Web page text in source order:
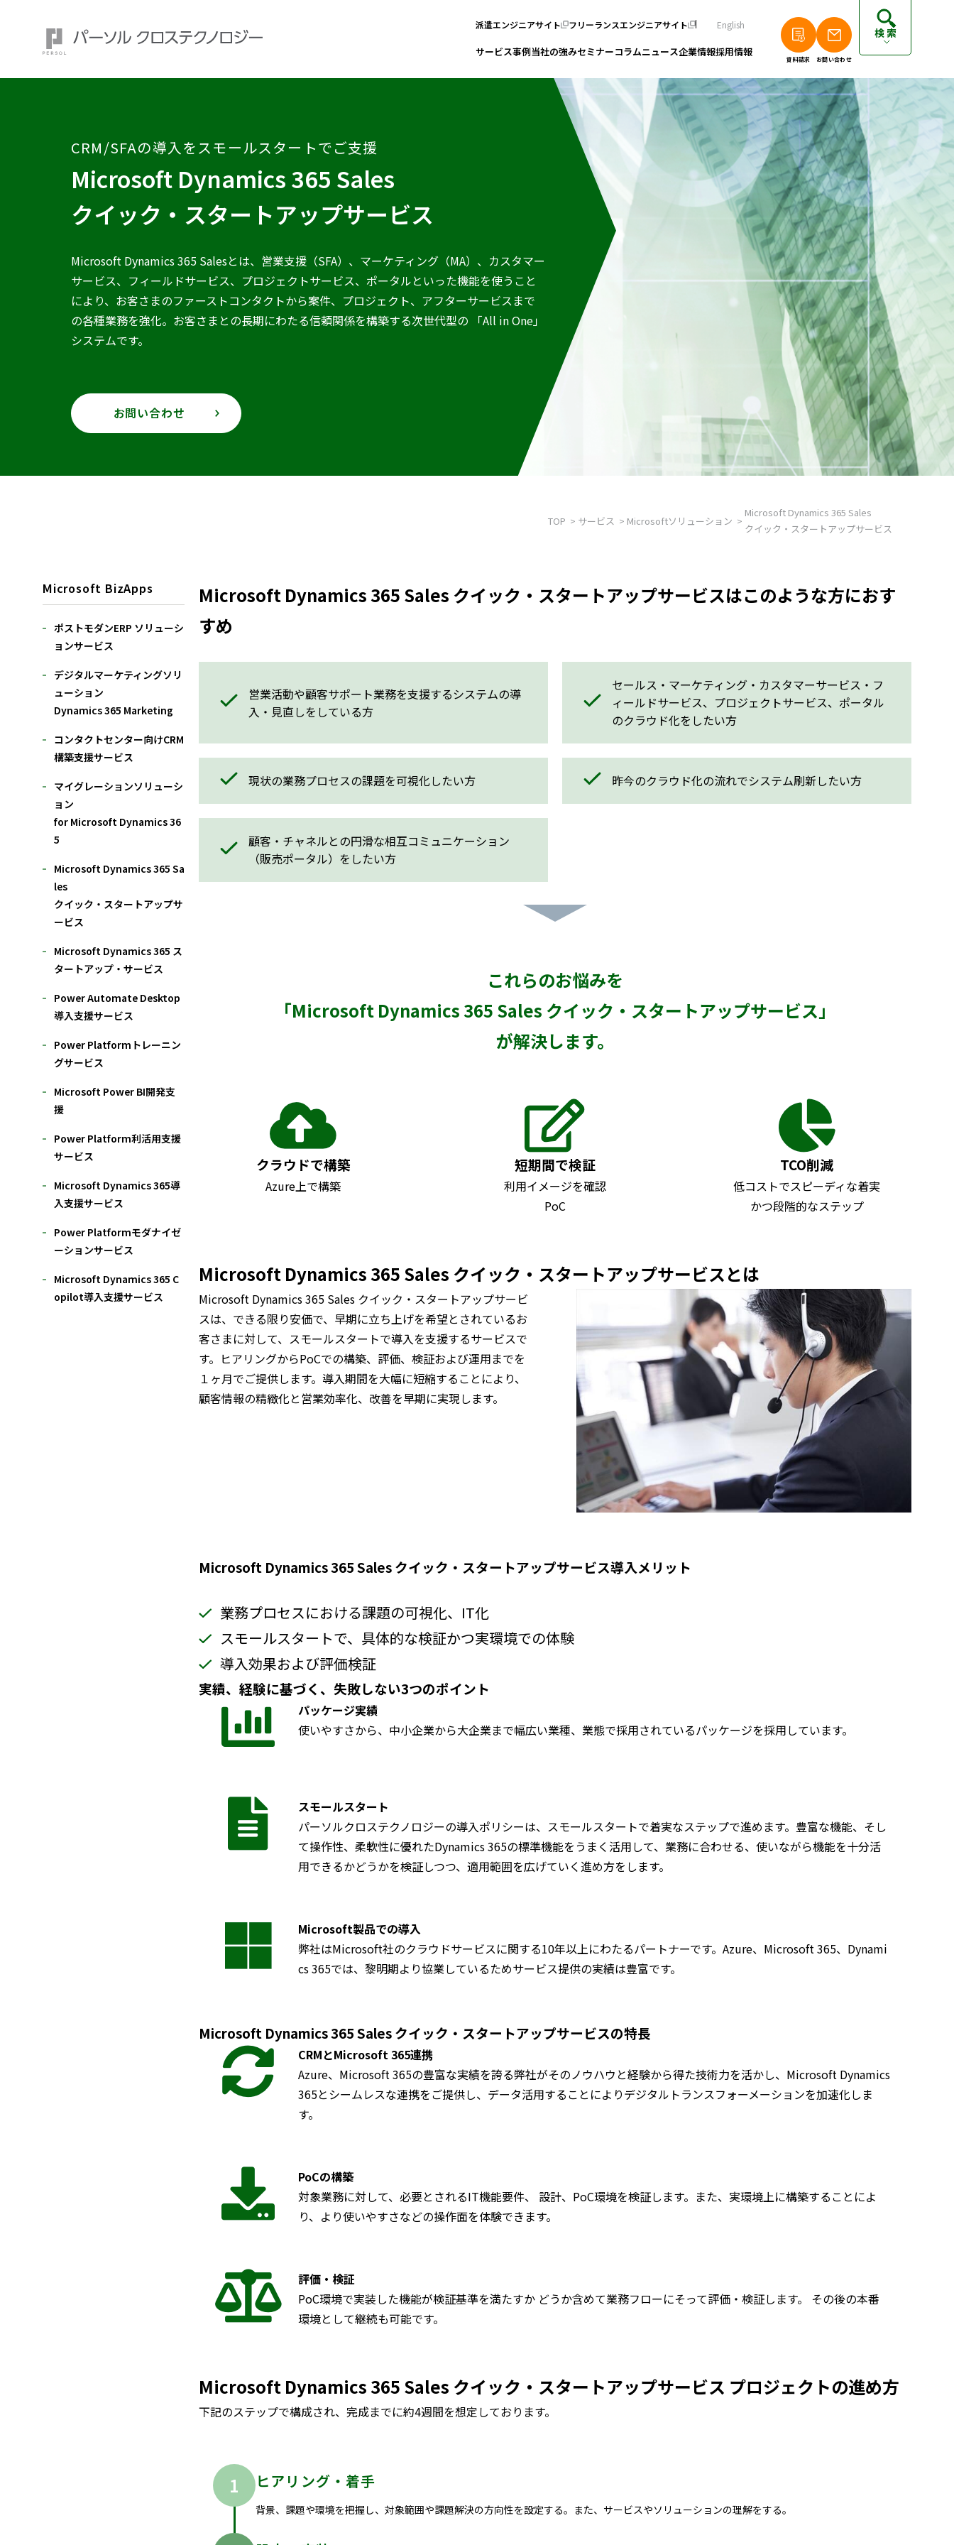
派遣エンジニアサイト フリーランスエンジニアサイト English
サービス事例当社の強みセミナーコラムニュース企業情報採用情報
資料請求 お問い合わせ
検索
個人のお客さまは以下をご覧ください
派遣エンジニアの方はこちら
フリーランスエンジニアの方はこちら
CRM/SFAの導入をスモールスタートでご支援
Microsoft Dynamics 365 Sales
クイック・スタートアップサービス
Microsoft Dynamics 365 Salesとは、営業支援（SFA）、マーケティング（MA）、カスタマー
サービス、フィールドサービス、プロジェクトサービス、ポータルといった機能を使うこと
により、お客さまのファーストコンタクトから案件、プロジェクト、アフターサービスまで
の各種業務を強化。お客さまとの長期にわたる信頼関係を構築する次世代型の 「All in One」
システムです。
お問い合わせ
TOP サービス Microsoftソリューション
Microsoft Dynamics 365 Sales
クイック・スタートアップサービス
Microsoft BizApps
ポストモダンERP ソリューシ
ョンサービス
デジタルマーケティングソリ
ューション
Dynamics 365 Marketing
コンタクトセンター向けCRM
構築支援サービス
マイグレーションソリューシ
ョン
for Microsoft Dynamics 36
5
Microsoft Dynamics 365 Sa
les
クイック・スタートアップサ
ービス
Microsoft Dynamics 365 ス
タートアップ・サービス
Power Automate Desktop
導入支援サービス
Power Platformトレーニン
グサービス
Microsoft Power BI開発支
援
Power Platform利活用支援
サービス
Microsoft Dynamics 365導
入支援サービス
Power Platformモダナイゼ
ーションサービス
Microsoft Dynamics 365 C
opilot導入支援サービス
Microsoft Dynamics 365 Sales クイック・スタートアップサービスはこのような方におす
すめ
営業活動や顧客サポート業務を支援するシステムの導
入・見直しをしている方
セールス・マーケティング・カスタマーサービス・フ
ィールドサービス、プロジェクトサービス、ポータル
のクラウド化をしたい方
現状の業務プロセスの課題を可視化したい方 昨今のクラウド化の流れでシステム刷新したい方
顧客・チャネルとの円滑な相互コミュニケーション
（販売ポータル）をしたい方
これらのお悩みを
「Microsoft Dynamics 365 Sales クイック・スタートアップサービス」
が解決します。
クラウドで構築
Azure上で構築
短期間で検証
利用イメージを確認
PoC
TCO削減
低コストでスピーディな着実
かつ段階的なステップ
Microsoft Dynamics 365 Sales クイック・スタートアップサービスとは
Microsoft Dynamics 365 Sales クイック・スタートアップサービ
スは、できる限り安価で、早期に立ち上げを希望とされているお
客さまに対して、スモールスタートで導入を支援するサービスで
す。ヒアリングからPoCでの構築、評価、検証および運用までを
１ヶ月でご提供します。導入期間を大幅に短縮することにより、
顧客情報の精緻化と営業効率化、改善を早期に実現します。
Microsoft Dynamics 365 Sales クイック・スタートアップサービス導入メリット
業務プロセスにおける課題の可視化、IT化
スモールスタートで、具体的な検証かつ実環境での体験
導入効果および評価検証
実績、経験に基づく、失敗しない3つのポイント
パッケージ実績
使いやすさから、中小企業から大企業まで幅広い業種、業態で採用されているパッケージを採用しています。
スモールスタート
パーソルクロステクノロジーの導入ポリシーは、スモールスタートで着実なステップで進めます。豊富な機能、そし
て操作性、柔軟性に優れたDynamics 365の標準機能をうまく活用して、業務に合わせる、使いながら機能を十分活
用できるかどうかを検証しつつ、適用範囲を広げていく進め方をします。
Microsoft製品での導入
弊社はMicrosoft社のクラウドサービスに関する10年以上にわたるパートナーです。Azure、Microsoft 365、Dynami
cs 365では、黎明期より協業しているためサービス提供の実績は豊富です。
Microsoft Dynamics 365 Sales クイック・スタートアップサービスの特長
CRMとMicrosoft 365連携
Azure、Microsoft 365の豊富な実績を誇る弊社がそのノウハウと経験から得た技術力を活かし、Microsoft Dynamics
365とシームレスな連携をご提供し、データ活用することによりデジタルトランスフォーメーションを加速化しま
す。
PoCの構築
対象業務に対して、必要とされるIT機能要件、 設計、PoC環境を検証します。また、実環境上に構築することによ
り、より使いやすさなどの操作面を体験できます。
評価・検証
PoC環境で実装した機能が検証基準を満たすか どうか含めて業務フローにそって評価・検証します。 その後の本番
環境として継続も可能です。
Microsoft Dynamics 365 Sales クイック・スタートアップサービス プロジェクトの進め方
下記のステップで構成され、完成までに約4週間を想定しております。
ヒアリング・着手
背景、課題や環境を把握し、対象範囲や課題解決の方向性を設定する。また、サービスやソリューションの理解をする。